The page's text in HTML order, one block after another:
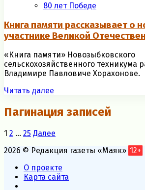
80 лет Победе
Книга памяти рассказывает о
участнике Великой
«Книга памяти» Новозыбковского
сельскохозяйственного техникума
Владимире Павловиче Хорахонове.
Читать далее
Пагинация записей
1 2 … 25 Далее
2026 © Редакция газеты «Маяк» 12+
О проекте
Карта сайта